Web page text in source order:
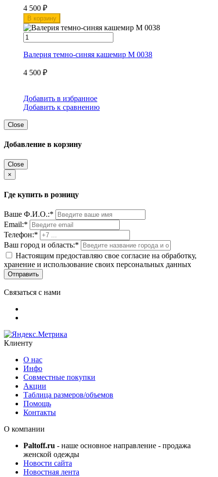
4 500 ₽
В корзину
Валерия темно-синяя кашемир М 0038
4 500 ₽
Добавить в избранное
Добавить к сравнению
Close
Добавление в корзину
Close
×
Где купить в розницу
Ваше Ф.И.О.:*
Email:*
Телефон:*
Ваш город и область:*
Настоящим предоставляю свое согласие на обработку,
хранение и использование своих персональных данных
Связаться с нами
Клиенту
О нас
Инфо
Совместные покупки
Акции
Таблица размеров/объемов
Помощь
Контакты
О компании
Paltoff.ru - наше основное направление - продажа
женской одежды
Новости сайта
Новостная лента